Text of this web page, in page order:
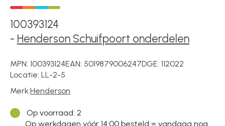
Voedingen
Over ons
100393124
- Henderson Schuifpoort onderdelen
MPN:100393124EAN: 5019879006247DGE:112022
Locatie:LL-2-5
Merk:Henderson
Op voorraad: 2
Op werkdagen vóór 14:00 besteld = vandaag nog